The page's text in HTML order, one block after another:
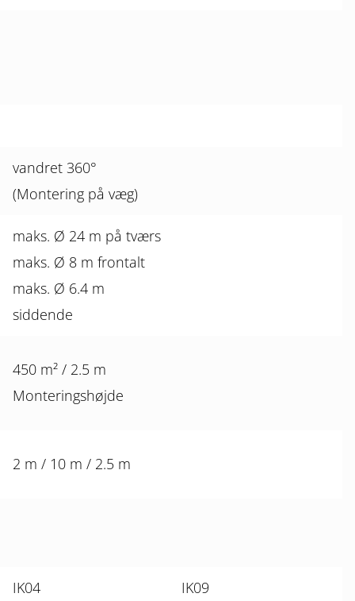
vandret 360°
(Montering på væg)
maks. Ø 24 m på tværs
maks. Ø 8 m frontalt
maks. Ø 6.4 m
siddende
450 m² / 2.5 m
Monteringshøjde
2 m / 10 m / 2.5 m
IK04 IK09